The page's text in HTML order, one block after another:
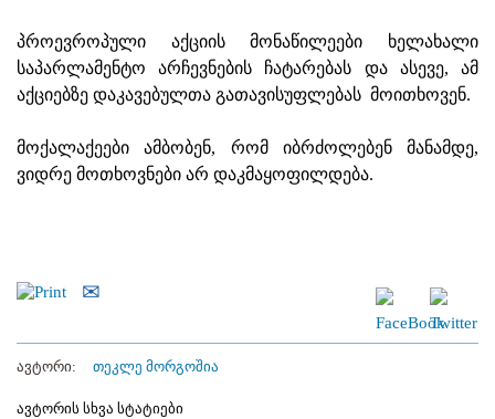
პროევროპული აქციის მონაწილეები ხელახალი
საპარლამენტო არჩევნების ჩატარებას და ასევე, ამ
აქციებზე დაკავებულთა გათავისუფლებას მოითხოვენ.
მოქალაქეები ამბობენ, რომ იბრძოლებენ მანამდე,
ვიდრე მოთხოვნები არ დაკმაყოფილდება.
ავტორი: თეკლე მორგოშია
ავტორის სხვა სტატიები